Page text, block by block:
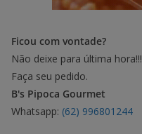
Ficou com vontade?
Não deixe para última hora!!!
Faça seu pedido.
B's Pipoca Gourmet
Whatsapp: (62) 996801244